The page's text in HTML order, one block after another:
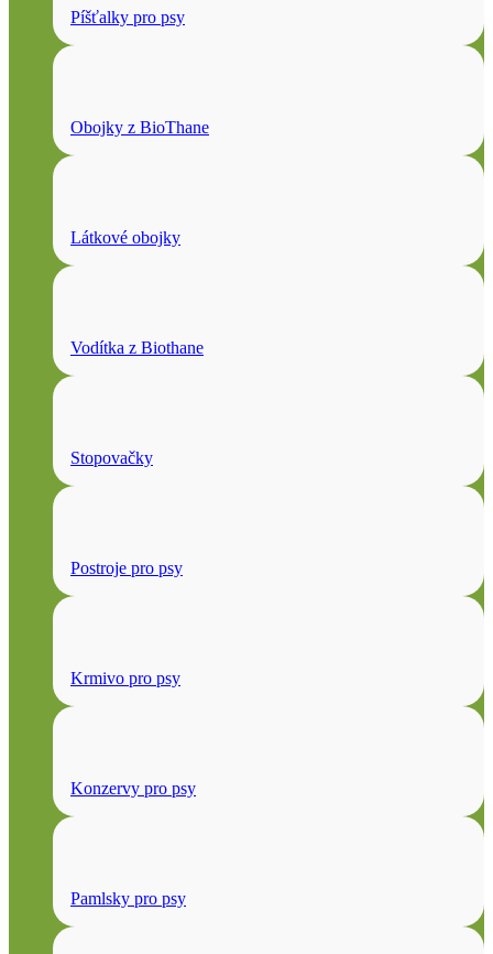
Píšťalky pro psy
Obojky z BioThane
Látkové obojky
Vodítka z Biothane
Stopovačky
Postroje pro psy
Krmivo pro psy
Konzervy pro psy
Pamlsky pro psy